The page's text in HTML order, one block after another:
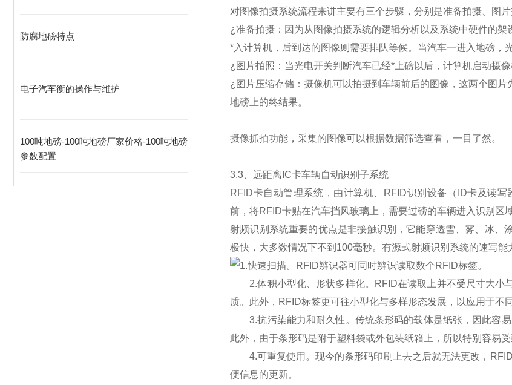
防腐地磅特点
电子汽车衡的操作与维护
100吨地磅-100吨地磅厂家价格-100吨地磅
参数配置
对图像拍摄系统流程来讲主要有三个步骤，分别是准备拍摄、图片
¿ 准备拍摄：因为从图像拍摄系统的逻辑分析以及系统中硬件的
*入计算机，后到达的图像则需要排队等候。当汽车一进入地磅，
¿ 图片拍照：当光电开关判断汽车已经*上磅以后，计算机启动摄像
¿ 图片压缩存储：摄像机可以拍摄到车辆前后的图像，这两个图
地磅上的终结果。
摄像抓拍功能，采集的图像可以根据数据筛选查看，一目了然。
3.3 、远距离IC卡车辆自动识别子系统
RFID卡自动管理系统，由计算机、RFID识别设备（ID卡及读
前，将RFID卡贴在汽车挡风玻璃上，需要过磅的车辆进入识别区
射频识别系统重要的优点是非接触识别，它能穿透雪、雾、冰
极快，大多数情况下不到100毫秒。有源式射频识别系统的速写
1.快速扫描。RFID辨识器可同时辨识读取数个RFID标签。
2.体积小型化、形状多样化。RFID在读取上并不受尺寸大小
质。此外，RFID标签更可往小型化与多样形态发展，以应用于不同
3.抗污染能力和耐久性。传统条形码的载体是纸张，因此容
此外，由于条形码是附于塑料袋或外包装纸箱上，所以特别容易
4.可重复使用。现今的条形码印刷上去之后就无法更改，
便信息的更新。